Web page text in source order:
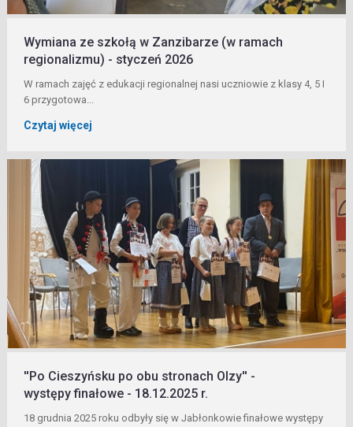
Wymiana ze szkołą w Zanzibarze (w ramach
regionalizmu) - styczeń 2026
W ramach zajęć z edukacji regionalnej nasi uczniowie z klasy 4, 5 I
6 przygotowa...
Czytaj więcej
''Po Cieszyńsku po obu stronach Olzy'' -
występy finałowe - 18.12.2025 r.
18 grudnia 2025 roku odbyły się w Jabłonkowie finałowe występy